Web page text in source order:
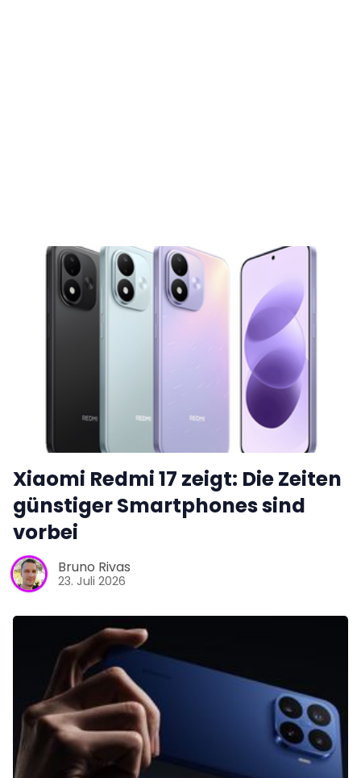
Xiaomi Redmi 17 zeigt: Die Zeiten
günstiger Smartphones sind
vorbei
Bruno Rivas
23. Juli 2026